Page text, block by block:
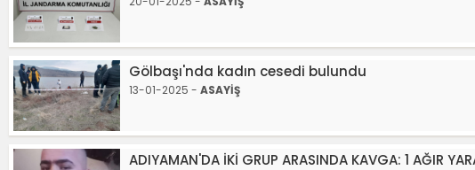
Gölbaşı'nda kadın cesedi bulundu
13-01-2025 - ASAYİŞ
ADIYAMAN'DA İKİ GRUP ARASINDA KAVGA: 1 AĞIR